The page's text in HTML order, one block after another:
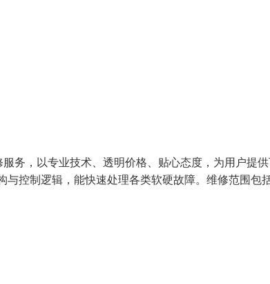
务，以专业技术、透明价格、贴心态度，为用户提
控制逻辑，能快速处理各类软硬故障。维修范围包